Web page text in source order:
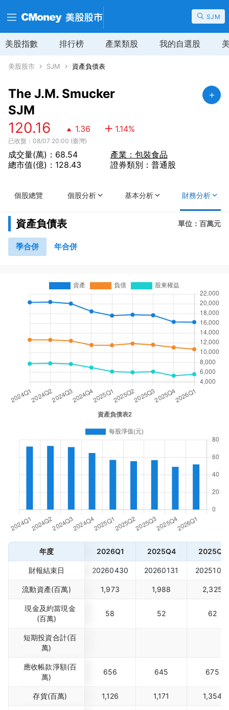
SJM
美股指數 排行榜 產業類股 我的自選股
美股股市 SJM 資產負債表
The J.M. Smucker
SJM
120.16 1.36 1.14%
已收盤：08/07 20:00 (臺灣)
成交量(萬)：68.54
總市值(億)：128.43
產業：包裝食品
證券類別：普通股
個股總覽 個股分析 基本分析 財務分析
資產負債表 單位：百萬元
季合併 年合併
年度 2026Q1 2025Q4 2025Q3
財報結束日 20260430 20260131
流動資產(百萬) 1,973 1,988 2,325
現金及約當現金
(百萬)
58 52 62
短期投資合計(百
萬)
應收帳款淨額(百
萬)
656 645 675
存貨(百萬) 1,126 1,171 1,354